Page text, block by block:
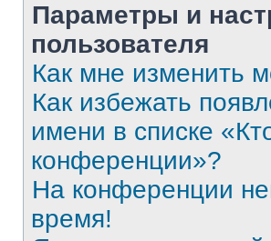
Параметры и
пользователя
Как мне изменить
Как избежать
имени в списке
конференции»?
На конференции
время!